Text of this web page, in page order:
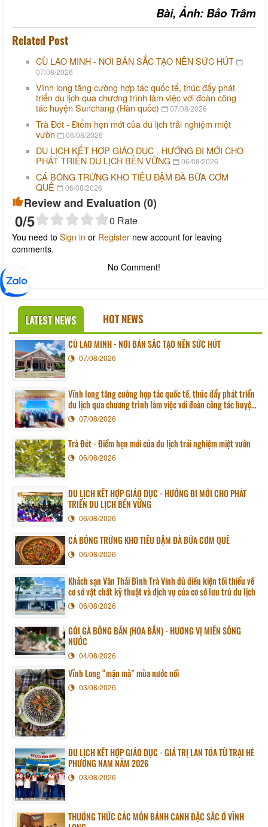
Bài, Ảnh:Bảo Trâm
Related Post
CÙ LAO MINH - NƠI BẢN SẮC TẠO NÊN SỨC HÚT
07/08/2026
Vĩnh long tăng cường hợp tác quốc tế, thúc đẩy phát
triển du lịch qua chương trình làm việc với đoàn công
tác huyện Sunchang (Hàn quốc)
07/08/2026
Trà Đét - Điểm hẹn mới của du lịch trải nghiệm miệt
vườn
06/08/2026
DU LỊCH KẾT HỢP GIÁO DỤC - HƯỚNG ĐI MỚI CHO
PHÁT TRIỂN DU LỊCH BỀN VỮNG
06/08/2026
CÁ BÓNG TRỨNG KHO TIÊU ĐẬM ĐÀ BỮA CƠM
QUÊ
06/08/2026
Review and Evaluation (0)
0/5 0 Rate
You need to Sign in or Register new account for leaving
comments.
No Comment!
LATEST NEWS HOT NEWS
CÙ LAO MINH - NƠI BẢN SẮC TẠO NÊN SỨC HÚT
07/08/2026
Vĩnh long tăng cường hợp tác quốc tế, thúc đẩy phát triển
du lịch qua chương trình làm việc với đoàn công tác huyện
Sunchang (Hàn quốc)
07/08/2026
Trà Đét - Điểm hẹn mới của du lịch trải nghiệm miệt vườn
06/08/2026
DU LỊCH KẾT HỢP GIÁO DỤC - HƯỚNG ĐI MỚI CHO PHÁT
TRIỂN DU LỊCH BỀN VỮNG
06/08/2026
CÁ BÓNG TRỨNG KHO TIÊU ĐẬM ĐÀ BỮA CƠM QUÊ
06/08/2026
Khách sạn Văn Thái Bình Trà Vinh đủ điều kiện tối thiểu về
cơ sở vật chất kỹ thuật và dịch vụ của cơ sở lưu trú du lịch
06/08/2026
GỎI GÀ BÔNG BẦN (HOA BẦN) - HƯƠNG VỊ MIỀN SÔNG
NƯỚC
04/08/2026
Vĩnh Long “mặn mà” mùa nước nổi
03/08/2026
DU LỊCH KẾT HỢP GIÁO DỤC - GIÁ TRỊ LAN TỎA TỪ TRẠI HÈ
PHƯƠNG NAM NĂM 2026
03/08/2026
THƯỞNG THỨC CÁC MÓN BÁNH CANH ĐẶC SẮC Ở VĨNH